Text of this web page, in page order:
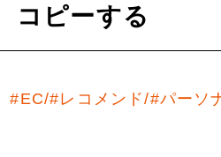
コピーする
#EC #レコメンド #パーソ